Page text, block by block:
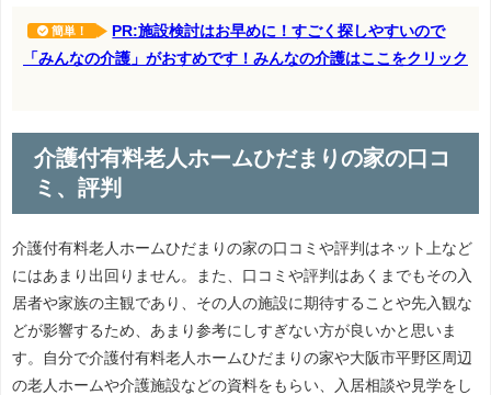
簡単！
PR:施設検討はお早めに！すごく探しやすいので
「みんなの介護」がおすめです！みんなの介護はここをクリック
介護付有料老人ホームひだまりの家の口コ
ミ、評判
介護付有料老人ホームひだまりの家の口コミや評判はネット上など
にはあまり出回りません。また、口コミや評判はあくまでもその入
居者や家族の主観であり、その人の施設に期待することや先入観な
どが影響するため、あまり参考にしすぎない方が良いかと思いま
す。自分で介護付有料老人ホームひだまりの家や大阪市平野区周辺
の老人ホームや介護施設などの資料をもらい、入居相談や見学をし